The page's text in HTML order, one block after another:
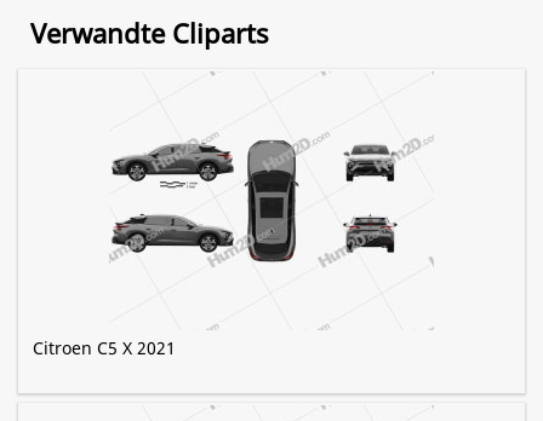
Verwandte Cliparts
Citroen C5 X 2021